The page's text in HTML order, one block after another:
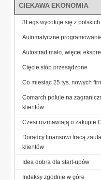
CIEKAWA EKONOMIA
3Legs wycofuje się z polskich
Automatyczne
Autostrad mało, więcej
Cięcie stóp przesądzone
Co miesiąc 25 tys. nowych
Comarch poluje na
klientów
Czesi rozmawiają o zakupie
Doradcy finansowi tracą
klientów
Idea dobra dla start-upów
Indeksy zgodnie w górę